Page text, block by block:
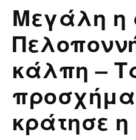
Μεγάλη η
κάλπη –
κράτησε